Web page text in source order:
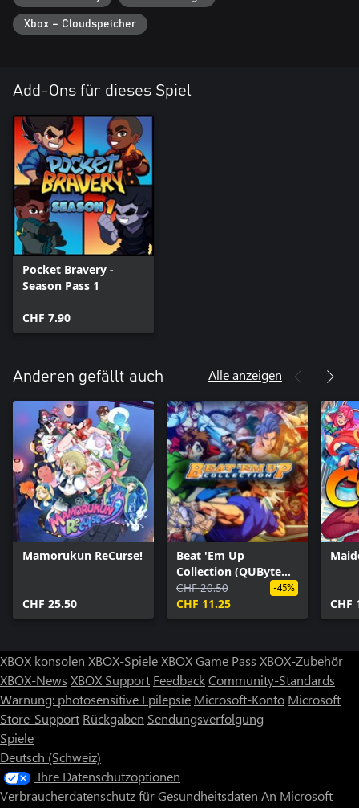
Xbox – Cloudspeicher
Add-Ons für dieses Spiel
Pocket Bravery -
Season Pass 1
CHF 7.90
Anderen gefällt auch Alle anzeigen
Mamorukun ReCurse!
CHF 25.50
Beat 'Em Up
Collection (QUByte
Classics)
CHF 20.50
CHF 11.25
-45%
CHF
XBOX konsolen XBOX-SpieleXBOX Game Pass XBOX-Zubehör
XBOX-News XBOX Support FeedbackCommunity-Standards
Warnung: photosensitive Epilepsie Microsoft-Konto Microsoft
Store-Support Rückgaben Sendungsverfolgung
Spiele
Deutsch (Schweiz)
Ihre Datenschutzoptionen
Verbraucherdatenschutz für Gesundheitsdaten An Microsoft